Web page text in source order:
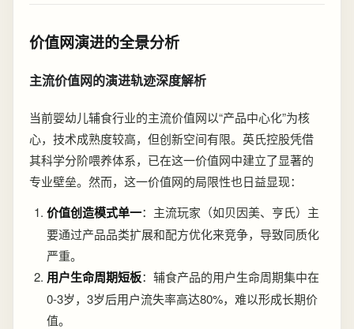
价值网演进的全景分析
主流价值网的演进轨迹深度解析
当前婴幼儿辅食行业的主流价值网以“产品中心化”为核
心，技术成熟度较高，但创新空间有限。英氏控股凭借
其科学分阶喂养体系，已在这一价值网中建立了显著的
专业壁垒。然而，这一价值网的局限性也日益显现：
价值创造模式单一：主流玩家（如贝因美、亨氏）主
要通过产品品类扩展和配方优化来竞争，导致同质化
严重。
用户生命周期短板：辅食产品的用户生命周期集中在
0-3岁，3岁后用户流失率高达80%，难以形成长期价
值。